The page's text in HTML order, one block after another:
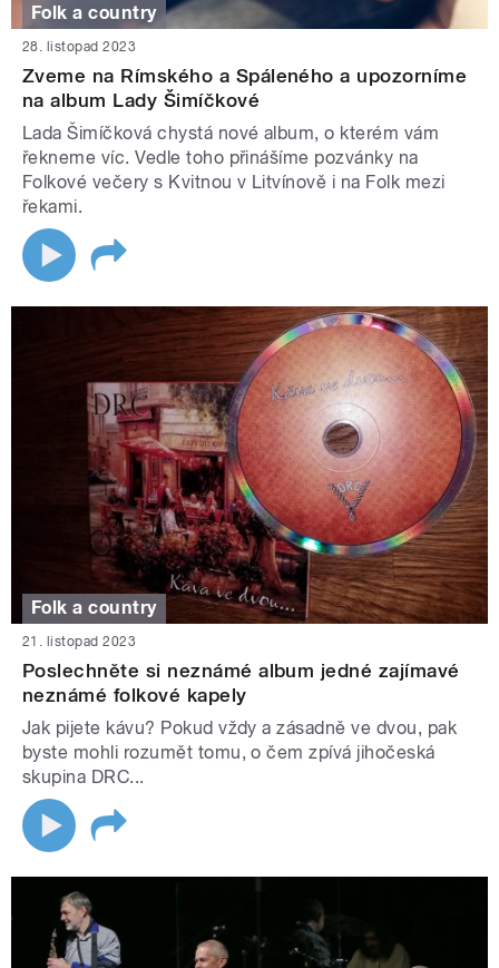
Folk a country
28. listopad 2023
Zveme na Rímského a Spáleného a upozorníme
na album Lady Šimíčkové
Lada Šimíčková chystá nové album, o kterém vám
řekneme víc. Vedle toho přinášíme pozvánky na
Folkové večery s Kvitnou v Litvínově i na Folk mezi
řekami.
Folk a country
21. listopad 2023
Poslechněte si neznámé album jedné zajímavé
neznámé folkové kapely
Jak pijete kávu? Pokud vždy a zásadně ve dvou, pak
byste mohli rozumět tomu, o čem zpívá jihočeská
skupina DRC...